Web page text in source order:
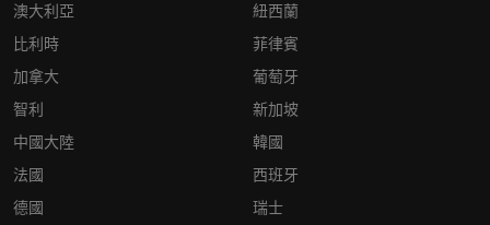
澳大利亞
比利時
加拿大
智利
中國大陸
法國
德國
紐西蘭
菲律賓
葡萄牙
新加坡
韓國
西班牙
瑞士